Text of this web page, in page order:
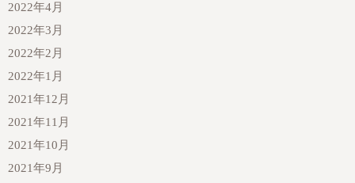
2022年4月
2022年3月
2022年2月
2022年1月
2021年12月
2021年11月
2021年10月
2021年9月